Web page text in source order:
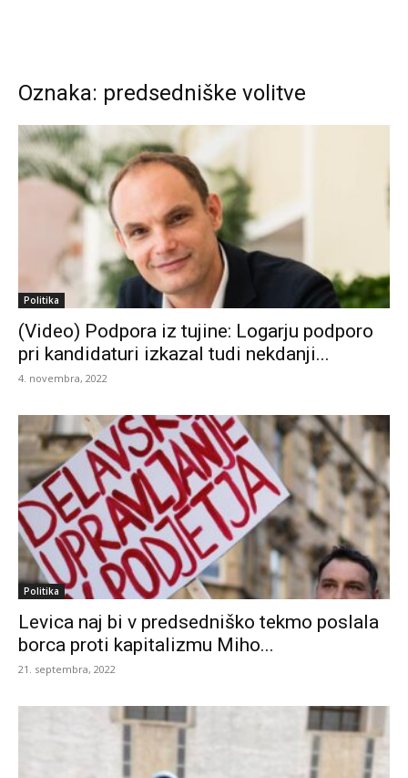
Oznaka: predsedniške volitve
Politika
(Video) Podpora iz tujine: Logarju podporo
pri kandidaturi izkazal tudi nekdanji...
4. novembra, 2022
Politika
Levica naj bi v predsedniško tekmo poslala
borca proti kapitalizmu Miho...
21. septembra, 2022